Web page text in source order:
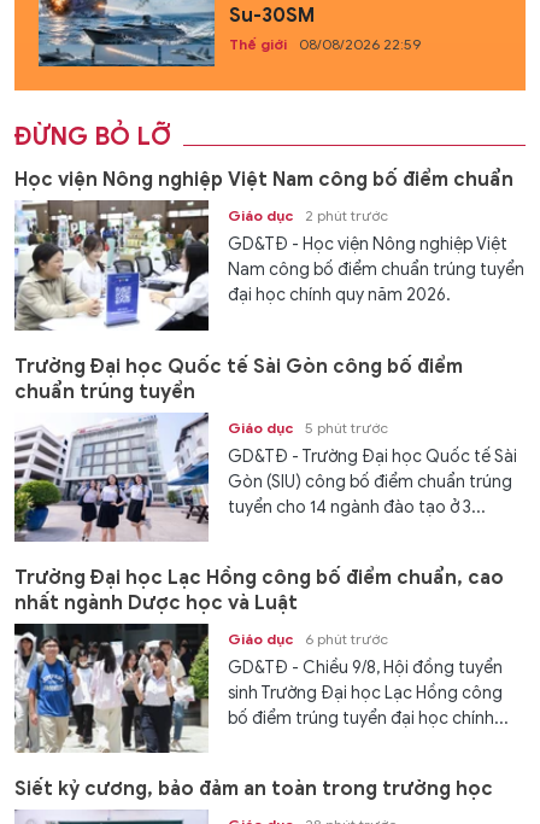
Su-30SM
Thế giới 08/08/2026 22:59
ĐỪNG BỎ LỠ
Học viện Nông nghiệp Việt Nam công bố điểm chuẩn
Giáo dục 2 phút trước
GD&TĐ - Học viện Nông nghiệp Việt
Nam công bố điểm chuẩn trúng tuyển
đại học chính quy năm 2026.
Trường Đại học Quốc tế Sài Gòn công bố điểm
chuẩn trúng tuyển
Giáo dục 5 phút trước
GD&TĐ - Trường Đại học Quốc tế Sài
Gòn (SIU) công bố điểm chuẩn trúng
tuyển cho 14 ngành đào tạo ở 3...
Trường Đại học Lạc Hồng công bố điểm chuẩn, cao
nhất ngành Dược học và Luật
Giáo dục 6 phút trước
GD&TĐ - Chiều 9/8, Hội đồng tuyển
sinh Trường Đại học Lạc Hồng công
bố điểm trúng tuyển đại học chính...
Siết kỷ cương, bảo đảm an toàn trong trường học